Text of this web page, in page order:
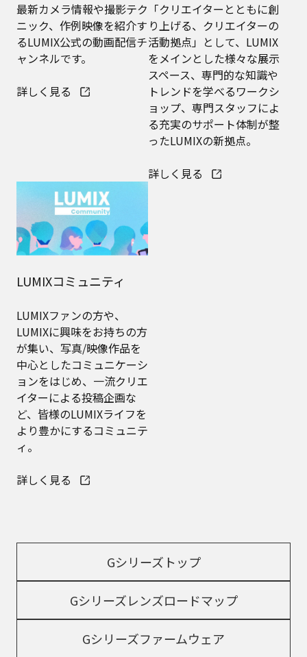
最新カメラ情報や撮影テク
ニック、作例映像を紹介す
るLUMIX公式の動画配信チ
ャンネルです。
詳しく見る
「クリエイターとともに創
り上げる、クリエイターの
活動拠点」として、LUMIX
をメインとした様々な展示
スペース、専門的な知識や
トレンドを学べるワークシ
ョップ、専門スタッフによ
る充実のサポート体制が整
ったLUMIXの新拠点。
詳しく見る
LUMIXコミュニティ
LUMIXファンの方や、
LUMIXに興味をお持ちの方
が集い、写真/映像作品を
中心としたコミュニケーシ
ョンをはじめ、一流クリエ
イターによる投稿企画な
ど、皆様のLUMIXライフを
より豊かにするコミュニテ
ィ。
詳しく見る
Gシリーズトップ
Gシリーズレンズロードマップ
Gシリーズファームウェア